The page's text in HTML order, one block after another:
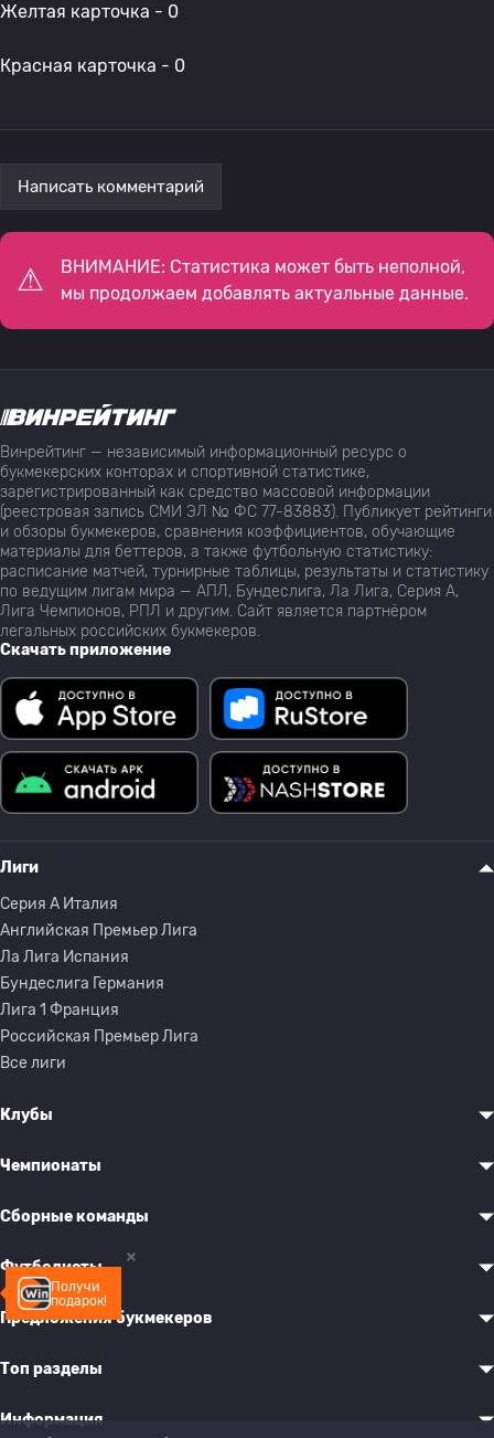
Желтая карточка - 0
Красная карточка - 0
Написать комментарий
ВНИМАНИЕ: Статистика может быть неполной,
мы продолжаем добавлять актуальные данные.
Получи
подарок!
Винрейтинг — независимый информационный ресурс о
букмекерских конторах и спортивной статистике,
зарегистрированный как средство массовой информации
(реестровая запись СМИ ЭЛ № ФС 77-83883). Публикует рейтинги
и обзоры букмекеров, сравнения коэффициентов, обучающие
материалы для беттеров, а также футбольную статистику:
расписание матчей, турнирные таблицы, результаты и статистику
по ведущим лигам мира — АПЛ, Бундеслига, Ла Лига, Серия А,
Лига Чемпионов, РПЛ и другим. Сайт является партнёром
легальных российских букмекеров.
Скачать приложение
Лиги
Серия A Италия
Английская Премьер Лига
Ла Лига Испания
Бундеслига Германия
Лига 1 Франция
Российская Премьер Лига
Все лиги
Клубы
Чемпионаты
Сборные команды
Футболисты
Предложения букмекеров
Топ разделы
Информация